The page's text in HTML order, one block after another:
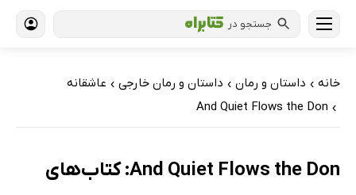
جستجو در
خانه › داستان و رمان › داستان و رمان خارجی › عاشقانه
›
And Quiet Flows the Don
And Quiet Flows the Don: کتاب‌های